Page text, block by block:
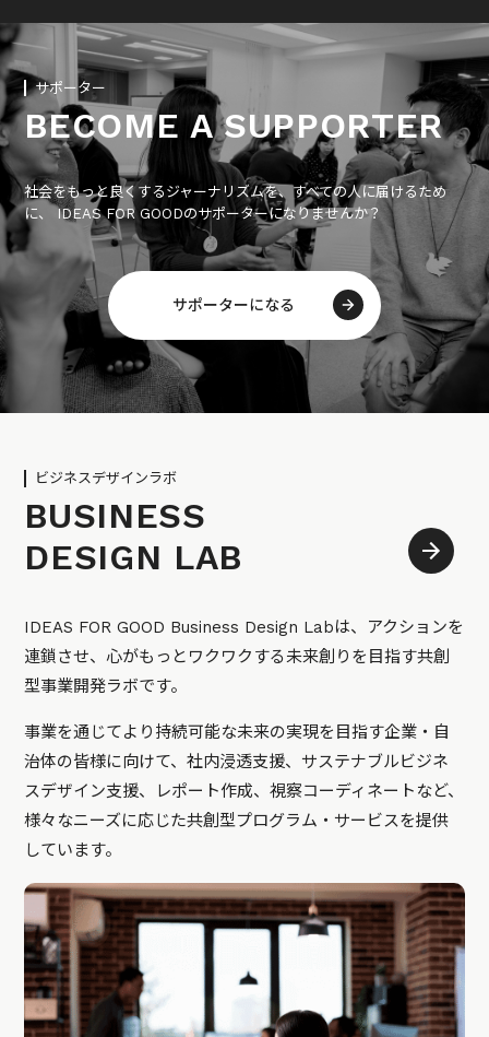
サポーター
BECOME A SUPPORTER
社会をもっと良くするジャーナリズムを、すべての人に届けるため
に、 IDEAS FOR GOODのサポーターになりませんか？
サポーターになる
ビジネスデザインラボ
BUSINESS
DESIGN LAB
IDEAS FOR GOOD Business Design Labは、アクションを
連鎖させ、心がもっとワクワクする未来創りを目指す共創
型事業開発ラボです。
事業を通じてより持続可能な未来の実現を目指す企業・自
治体の皆様に向けて、社内浸透支援、サステナブルビジネ
スデザイン支援、レポート作成、視察コーディネートなど、
様々なニーズに応じた共創型プログラム・サービスを提供
しています。